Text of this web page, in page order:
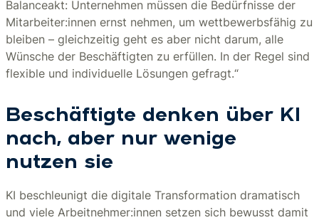
Balanceakt: Unternehmen müssen die Bedürfnisse der
Mitarbeiter:innen ernst nehmen, um wettbewerbsfähig zu
bleiben – gleichzeitig geht es aber nicht darum, alle
Wünsche der Beschäftigten zu erfüllen. In der Regel sind
flexible und individuelle Lösungen gefragt.“
Beschäftigte denken über KI
nach, aber nur wenige
nutzen sie
KI beschleunigt die digitale Transformation dramatisch
und viele Arbeitnehmer:innen setzen sich bewusst damit